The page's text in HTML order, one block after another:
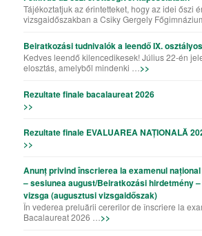
Tájékoztatjuk az érintetteket, hogy az idei őszi
vizsgaidőszakban a Csiky Gergely
Beiratkozási tudnivalók a leendő IX.
Kedves leendő kilencedikesek! Július 22-én
elosztás, amelyből mindenki … >>
Rezultate finale bacalaureat 2026
>>
Rezultate finale EVALUAREA NAȚIONALĂ
>>
Anunț privind înscrierea la examenul
– sesiunea august/Beiratkozási hirdetmény
vizsga (augusztusi vizsgaidőszak)
În vederea preluării cererilor de înscriere la
Bacalaureat 2026 … >>